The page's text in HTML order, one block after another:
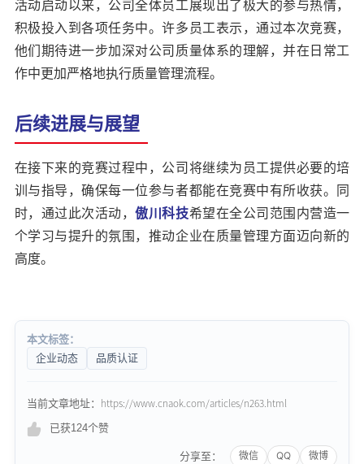
活动启动以来，公司全体员工展现出了极大的参与热情，
积极投入到各项任务中。许多员工表示，通过本次竞赛，
他们期待进一步加深对公司质量体系的理解，并在日常工
作中更加严格地执行质量管理流程。
后续进展与展望
在接下来的竞赛过程中，公司将继续为员工提供必要的培
训与指导，确保每一位参与者都能在竞赛中有所收获。同
时，通过此次活动，傲川科技希望在全公司范围内营造一
个学习与提升的氛围，推动企业在质量管理方面迈向新的
高度。
本文标签：
企业动态
品质认证
当前文章地址：https://www.cnaok.com/articles/n263.html
已获124个赞
分享至：